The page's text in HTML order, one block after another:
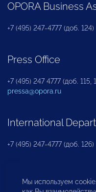
OPORA Business
+7 (495) 247-4777 (доб. 124)
Press Office
+7 (495) 247 4777 (доб. 115,
pressa@opora.ru
International
+7 (495) 247-4777 (доб. 126)
Business and
Мы используем